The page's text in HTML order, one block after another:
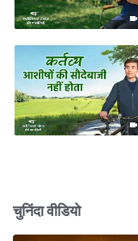
चुनिंदा वीडियो